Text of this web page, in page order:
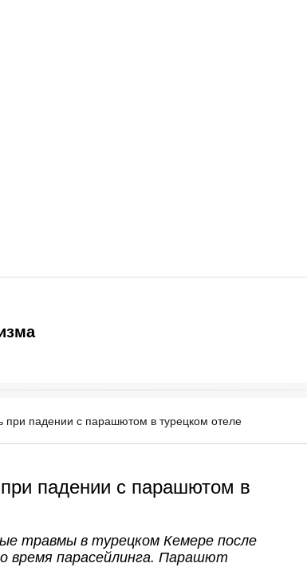
при падении с парашютом в турецком отеле
падении с парашютом в
травмы в турецком Кемере после
время парасейлинга. Парашют